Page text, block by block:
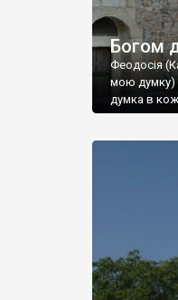
Богом
Феодосія
мою думку)
думка в
запрошую